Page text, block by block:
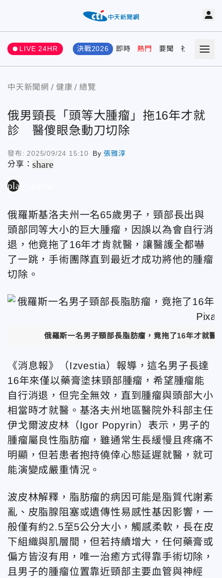
LIVE 24HR 決戰2026 即時 熱門 要聞 社會 娛樂
中天新聞網 健康 總覽
俄男頸長「頭等大腫瘤」拖16年才就
診 醫傻眼急動刀切除
發布: 2025/09/24 15:10 By張雅淳
分享：share
play_arrow
俄羅斯基洛夫州一名65歲男子，頸部長出與
頭部同等大小的巨大腫瘤，因誤以為會自行消
退，他竟拖了16年才肯就醫，讓醫護全都嚇
了一跳，手術團隊直到最近才成功將他的腫瘤
切除。
俄羅斯一名男子頸部長脂肪瘤，竟拖了16年才就
《消息報》（Izvestia）報導，這名男子長達
16年來僅以藥膏塗抹頸部腫瘤，希望腫瘤能
自行消退，但完全無效，直到腫瘤與頭部大小
相當時才就醫。基洛夫州地區醫院外科部主任
伊戈爾波皮林（Igor Popyrin）表示，男子的
腫瘤屬良性脂肪瘤，雖通常生長緩慢且疼痛不
明顯，但若患者抱持僥倖心態延遲就醫，就可
能演變成嚴重情況。
波皮林解釋，脂肪瘤的病因可能是脂質代謝紊
亂、皮脂腺阻塞或遺傳性易感性基因影響，一
般僅有約2.5至5公分大小，觸感柔軟，長在皮
下組織與肌層間，但若持續增大，任何藥膏或
偏方皆沒有用，唯一治癒方式得靠手術切除，
且男子的腫瘤位置靠近頸部主要血管與神經